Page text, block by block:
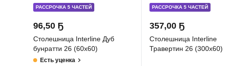
РАССРОЧКА 5 ЧАСТЕЙ
96,50 Ҕ
Столешница Interline Дуб
бунратти 26 (60x60)
Есть уценка
РАССРОЧКА 5 ЧАСТЕЙ
357,00 Ҕ
Столешница Interline
Травертин 26 (300x60)